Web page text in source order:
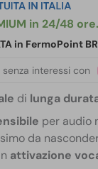
in FermoPoint
senza interessi con
di lunga
per audio
da
attivazione